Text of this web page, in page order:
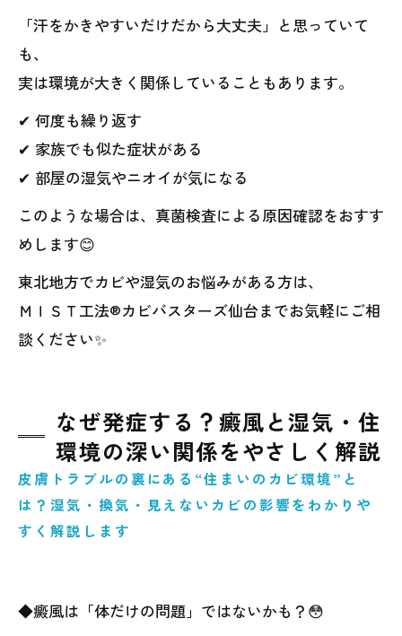
「汗をかきやすいだけだから大丈夫」と思っていて
も、
実は環境が大きく関係していることもあります。
✔ 何度も繰り返す
✔ 家族でも似た症状がある
✔ 部屋の湿気やニオイが気になる
このような場合は、真菌検査による原因確認をおすす
めします😊
東北地方でカビや湿気のお悩みがある方は、
ＭＩＳＴ工法®カビバスターズ仙台までお気軽にご相
談ください✨
なぜ発症する？癜風と湿気・住
環境の深い関係をやさしく解説
皮膚トラブルの裏にある“住まいのカビ環境”と
は？湿気・換気・見えないカビの影響をわかりや
すく解説します
◆癜風は「体だけの問題」ではないかも？😳